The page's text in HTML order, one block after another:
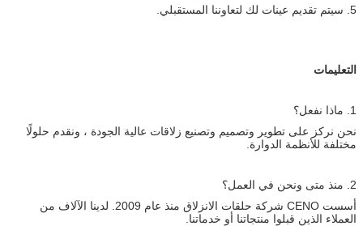
5. سيتم تقديم عينات لك لتعاوننا المستقبلي.
التعليمات
1. ماذا نفعل؟
نحن نركز على تطوير وتصميم وتصنيع زلاقات عالية الجودة ، ونقدم حلولًا
مختلفة للأنظمة الدوارة.
2. منذ متى ونحن في العمل؟
أسست CENO شركة حلقات الانزلاق منذ عام 2009. لدينا الآلاف من
العملاء الذين قبلوا منتجاتنا أو خدماتنا.